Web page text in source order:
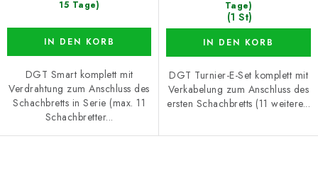
15 Tage)
IN DEN KORB
DGT Smart komplett mit
Verdrahtung zum Anschluss des
Schachbretts in Serie (max. 11
Schachbretter...
Tage)
(1 St)
IN DEN KORB
DGT Turnier-E-Set komplett mit
Verkabelung zum Anschluss des
ersten Schachbretts (11 weitere...